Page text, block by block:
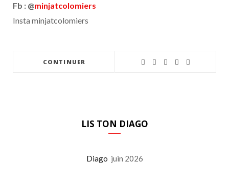
Fb : @minjatcolomiers
Insta minjatcolomiers
CONTINUER
LIS TON DIAGO
Diago juin 2026